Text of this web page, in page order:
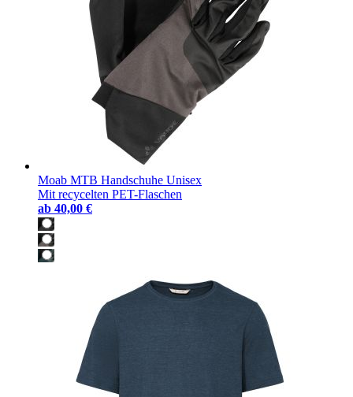
Moab MTB Handschuhe Unisex
Mit recycelten PET-Flaschen
ab 40,00 €